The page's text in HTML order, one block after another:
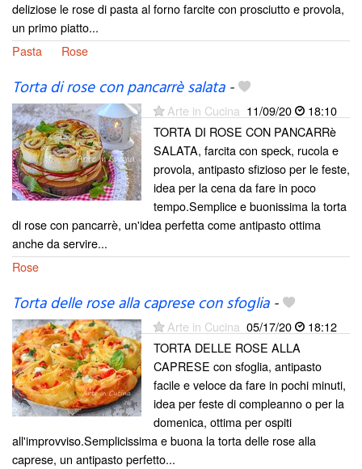
deliziose le rose di pasta al forno farcite con prosciutto e provola,
un primo piatto...
Pasta
Rose
Torta di rose con pancarrè salata-
Arte in Cucina 11/09/20
18:10
TORTA DI ROSE CON PANCARRè
SALATA, farcita con speck, rucola e
provola, antipasto sfizioso per le feste,
idea per la cena da fare in poco
tempo.Semplice e buonissima la torta
di rose con pancarrè, un'idea perfetta come antipasto ottima
anche da servire...
Rose
Torta delle rose alla caprese con sfoglia-
Arte in Cucina 05/17/20
18:12
TORTA DELLE ROSE ALLA
CAPRESE con sfoglia, antipasto
facile e veloce da fare in pochi minuti,
idea per feste di compleanno o per la
domenica, ottima per ospiti
all'improvviso.Semplicissima e buona la torta delle rose alla
caprese, un antipasto perfetto...